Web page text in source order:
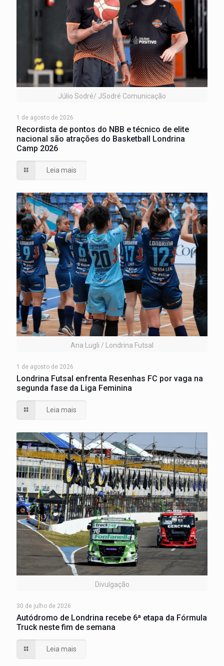
Júlio Sodré/ JSodré Comunicação
1 de agosto de 2026
Recordista de pontos do NBB e técnico de elite
nacional são atrações do Basketball Londrina
Camp 2026
Leia mais
Ana Lugli / Londrina Futsal
1 de agosto de 2026
Londrina Futsal enfrenta Resenhas FC por vaga na
segunda fase da Liga Feminina
Leia mais
Divulgação
30 de julho de 2026
Autódromo de Londrina recebe 6ª etapa da Fórmula
Truck neste fim de semana
Leia mais